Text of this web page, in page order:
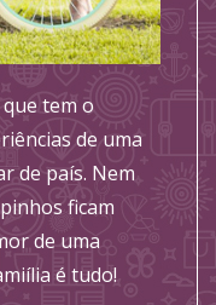
tem o
de uma
de país. Nem
ficam
de uma
é tudo!